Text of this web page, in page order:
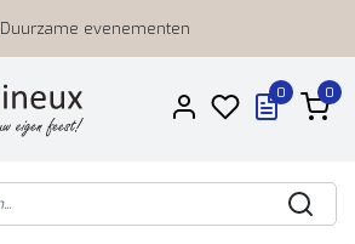
Duurzame evenementen
0 0